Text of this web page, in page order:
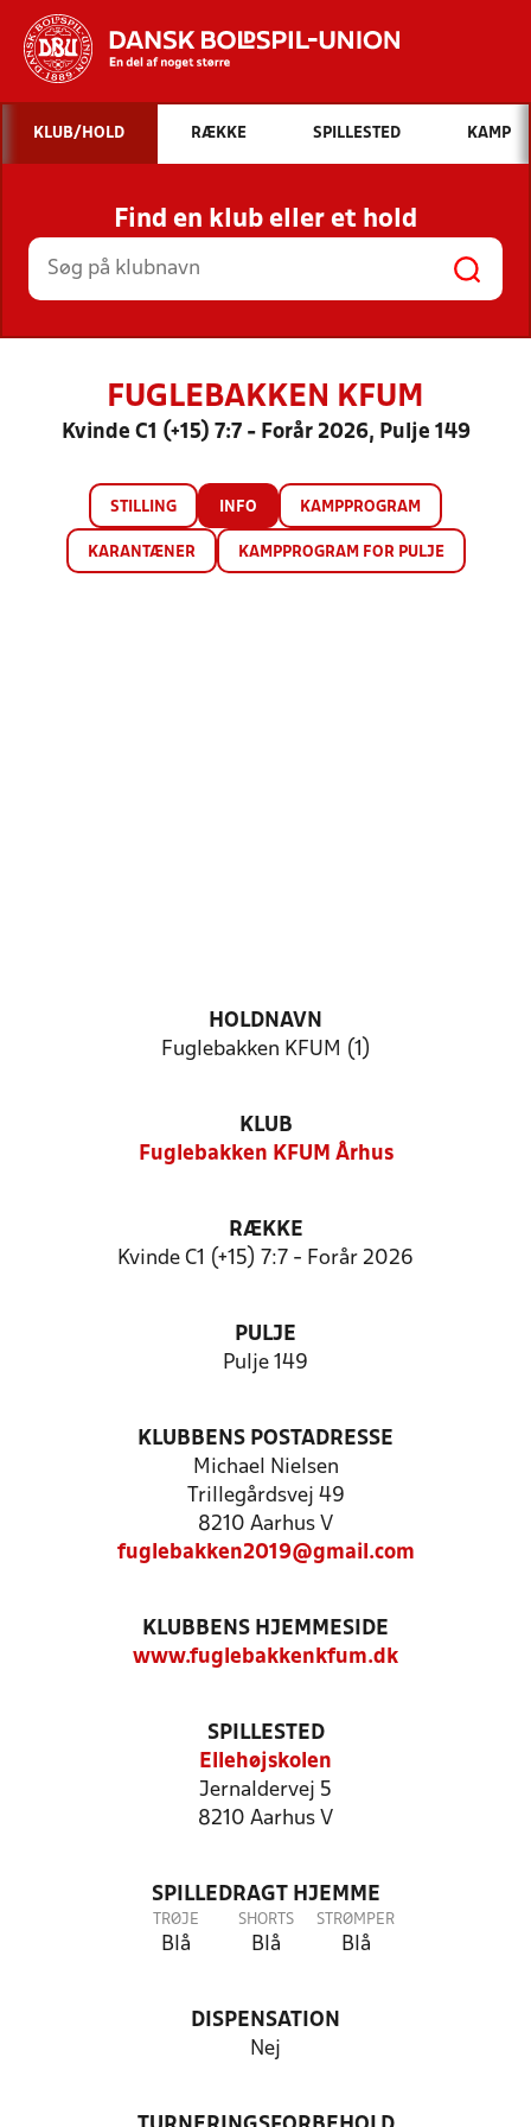
Hvad vil du søge efter?
INDHOLD OG NYHEDER
STILLINGER, RESULTATER, KLUBBER OG
HOLD
KLUB/HOLD RÆKKE SPILLESTED KAMP
Find en klub eller et hold
FUGLEBAKKEN KFUM
Kvinde C1 (+15) 7:7 - Forår 2026, Pulje 149
STILLING INFO KAMPPROGRAM
KARANTÆNER KAMPPROGRAM FOR PULJE
HOLDNAVN
Fuglebakken KFUM (1)
KLUB
Fuglebakken KFUM Århus
RÆKKE
Kvinde C1 (+15) 7:7 - Forår 2026
PULJE
Pulje 149
KLUBBENS POSTADRESSE
Michael Nielsen
Trillegårdsvej 49
8210 Aarhus V
fuglebakken2019@gmail.com
KLUBBENS HJEMMESIDE
www.fuglebakkenkfum.dk
SPILLESTED
Ellehøjskolen
Jernaldervej 5
8210 Aarhus V
SPILLEDRAGT HJEMME
TRØJE
Blå
SHORTS
Blå
STRØMPER
Blå
DISPENSATION
Nej